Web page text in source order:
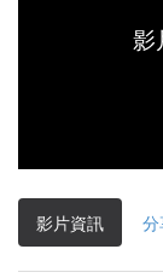
影
影片資訊